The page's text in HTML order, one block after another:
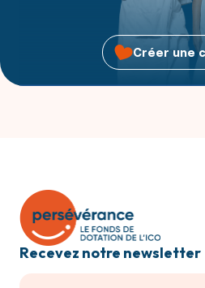
Créer une
Recevez notre newsletter